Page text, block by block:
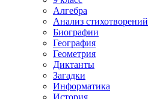
Алгебра
Анализ стихотворений
Биографии
География
Геометрия
Диктанты
Загадки
Информатика
История